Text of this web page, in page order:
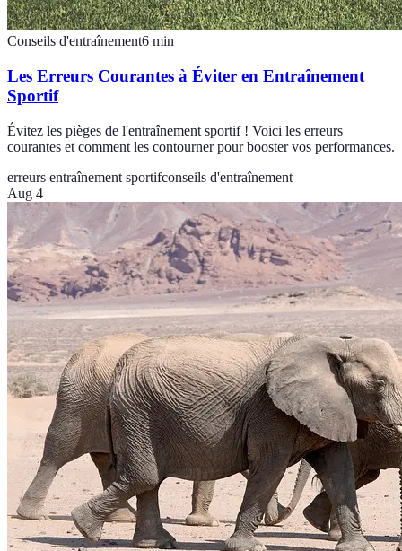
Conseils d'entraînement6 min
Les Erreurs Courantes à Éviter en Entraînement
Sportif
Évitez les pièges de l'entraînement sportif ! Voici les erreurs
courantes et comment les contourner pour booster vos performances.
erreurs entraînement sportifconseils d'entraînement
Aug 4